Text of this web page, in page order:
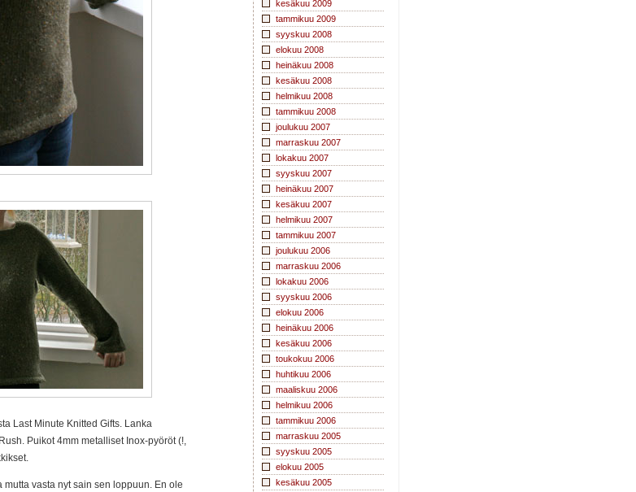
Last Minute Knitted Gifts. Lanka
Puikot 4mm metalliset Inox-pyöröt (!,
vasta nyt sain sen loppuun. En ole
kesäkuu 2009
tammikuu 2009
syyskuu 2008
elokuu 2008
heinäkuu 2008
kesäkuu 2008
helmikuu 2008
tammikuu 2008
joulukuu 2007
marraskuu 2007
lokakuu 2007
syyskuu 2007
heinäkuu 2007
kesäkuu 2007
helmikuu 2007
tammikuu 2007
joulukuu 2006
marraskuu 2006
lokakuu 2006
syyskuu 2006
elokuu 2006
heinäkuu 2006
kesäkuu 2006
toukokuu 2006
huhtikuu 2006
maaliskuu 2006
helmikuu 2006
tammikuu 2006
marraskuu 2005
syyskuu 2005
elokuu 2005
kesäkuu 2005